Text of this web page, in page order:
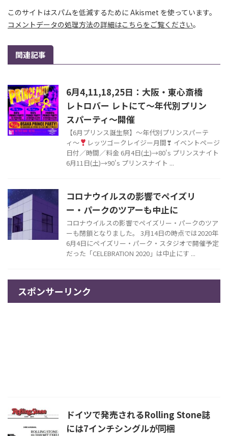
このサイトはスパムを低減するために Akismet を使っています。
コメントデータの処理方法の詳細はこちらをご覧ください。
関連記事
6月4,11,18,25日：大阪・東心斎橋
レトロバー レトにて〜年代別プリン
スパーティ〜開催
【6月プリンス誕生祭】〜年代別プリンスパーテ
ィ〜
レッツゴークレイジー月間❣ イベントページ
日付／時間／料金 6月4日(土)→80's プリンスナイト
6月11日(土)→90's プリンスナイト ...
コロナウイルスの影響でペイズリ
ー・パークのツアーも中止に
コロナウイルスの影響でペイズリー・パークのツア
ーも閉鎖となりました。 3月14日の時点では2020年
6月4日にペイズリー・パーク・スタジオで開催予定
だった「CELEBRATION 2020」は中止にす ...
スポンサーリンク
ドイツで発売されるRolling Stone誌
には7インチシングルが同梱